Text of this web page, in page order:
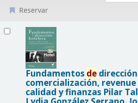
Reservar
Fundamentos de
comercialización,
calidad y finanzas Pilar